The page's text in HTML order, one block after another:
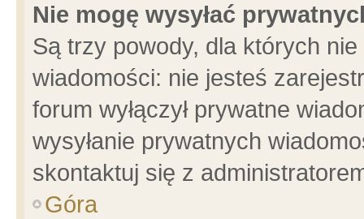
Nie mogę wysyłać
Są trzy powody, dla których
wiadomości: nie jesteś
forum wyłączył prywatne
wysyłanie prywatnych
skontaktuj się z
Góra